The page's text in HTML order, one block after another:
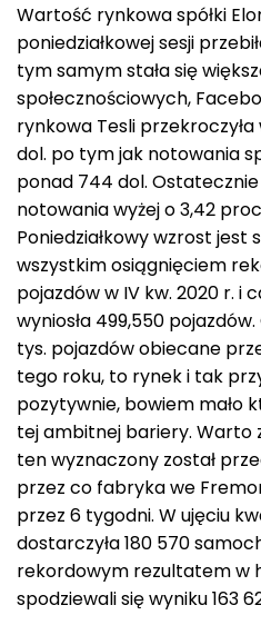
Wartość rynkowa spółki
poniedziałkowej sesji
tym samym stała się
społecznościowych,
rynkowa Tesli
dol. po tym jak notowania
ponad 744 dol.
notowania wyżej o 3,42
Poniedziałkowy wzrost
wszystkim osiągnięciem
pojazdów w IV kw. 2020 r. i
wyniosła 499,550
tys. pojazdów obiecane
tego roku, to rynek i tak
pozytywnie, bowiem mało
tej ambitnej bariery. Warto
ten wyznaczony został
przez co fabryka we
przez 6 tygodni. W ujęciu
dostarczyła 180 570
rekordowym rezultatem w
spodziewali się wyniku 163